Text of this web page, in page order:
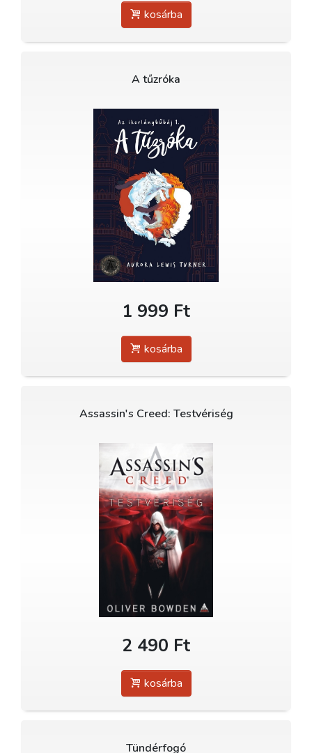
kosárba
A tűzróka
1 999 Ft
kosárba
Assassin's Creed: Testvériség
2 490 Ft
kosárba
Tündérfogó